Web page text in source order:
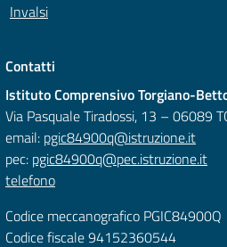
Invalsi
Contatti
Istituto Comprensivo Torgiano-
Via Pasquale Tiradossi, 13 – 06089
email: pgic84900q@istruzione.it
pec: pgic84900q@pec.istruzione.it
telefono
Codice meccanografico PGIC84900Q
Codice fiscale 94152360544